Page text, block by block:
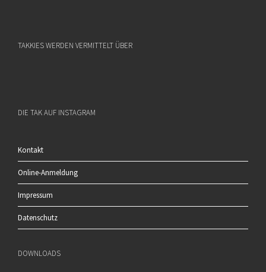
TAKKIES WERDEN VERMITTELT ÜBER
DIE TAK AUF INSTAGRAM
Kontakt
Online-Anmeldung
Impressum
Datenschutz
DOWNLOADS